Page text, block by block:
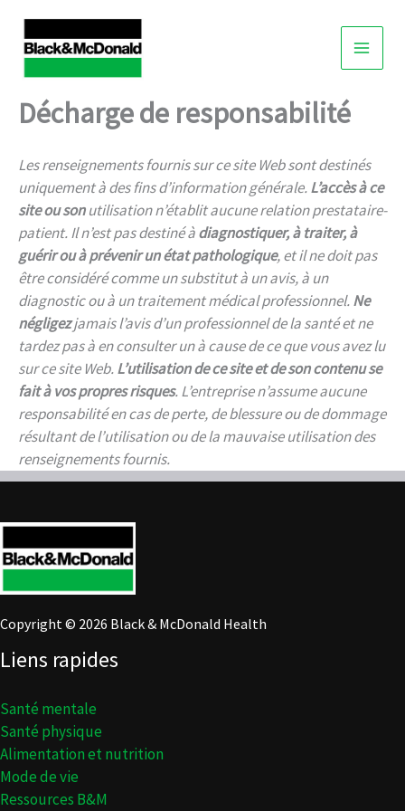
content
Décharge de responsabilité
Les renseignements fournis sur ce site Web sont destinés
uniquement à des fins d’information générale.L’accès à ce
site ou sonutilisation n’établit aucune relation prestataire-
patient. Il n’est pas destiné àdiagnostiquer, à traiter, à
guérir ou à prévenir un état pathologique, et il ne doit pas
être considéré comme un substitut à un avis, à un
diagnostic ou à un traitement médical professionnel.Ne
négligezjamais l’avis d’un professionnel de la santé et ne
tardez pas à en consulter un à cause de ce que vous avez lu
sur ce site Web.L’utilisation de ce site et de son contenu se
fait à vos propres risques. L’entreprise n’assume aucune
responsabilité en cas de perte, de blessure ou de dommage
résultant de l’utilisation ou de la mauvaise utilisation des
renseignements fournis.
Copyright © 2026 Black & McDonald Health
Liens rapides
Santé mentale
Santé physique
Alimentation et nutrition
Mode de vie
Ressources B&M